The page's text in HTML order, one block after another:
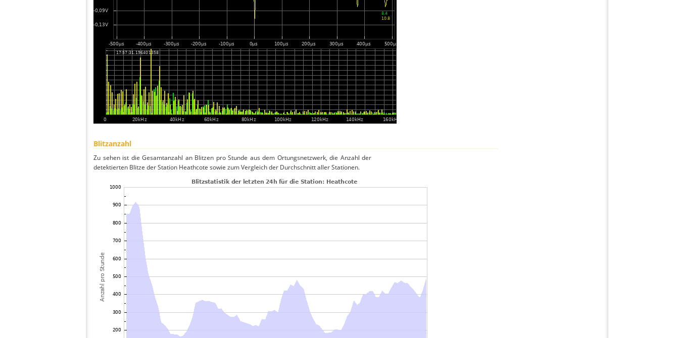
Blitzanzahl
Zu sehen ist die Gesamtanzahl an Blitzen pro Stunde aus dem Ortungsnetzwerk, die Anzahl der
detektierten Blitze der Station Heathcote sowie zum Vergleich der Durchschnitt aller Stationen.